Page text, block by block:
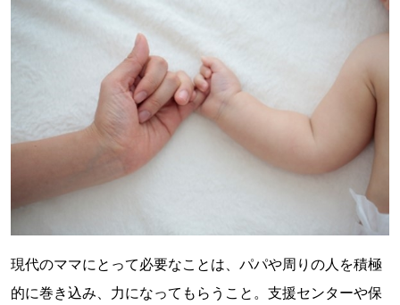
現代のママにとって必要なことは、パパや周りの人を積極
的に巻き込み、力になってもらうこと。支援センターや保